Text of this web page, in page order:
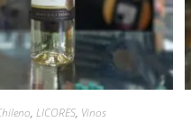
, LICORES, Vinos